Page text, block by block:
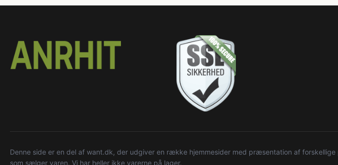
Denne side er en del af want.dk, der udgiver en række hjemmesider med præsentation af
som sælger varen. Vi har heller ikke varerne på lager.